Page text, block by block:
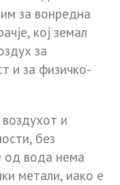
за вонредна
кој земал
за
и за физичко-
и
без
од вода нема
метали, иако е